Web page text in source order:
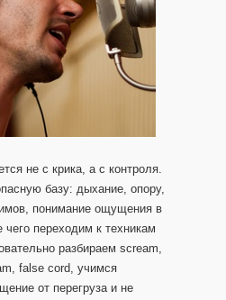
не с крика, а с контроля.
базу: дыхание, опору,
понимание ощущения в
чего переходим к техникам
разбираем scream,
false cord, учимся
от перегруза и не